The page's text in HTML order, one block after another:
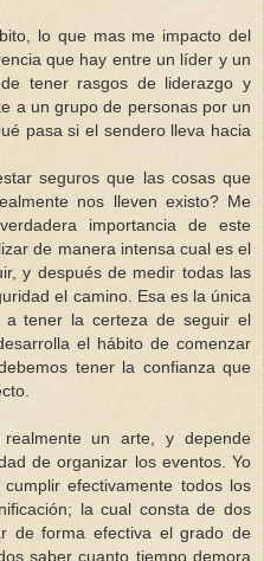
lo que mas me impacto del
que hay entre un líder y un
tener rasgos de liderazgo y
a un grupo de personas por un
pasa si el sendero lleva hacia
seguros que las cosas que
nos lleven existo? Me
importancia de este
de manera intensa cual es el
y después de medir todas las
el camino. Esa es la única
tener la certeza de seguir el
el hábito de comenzar
tener la confianza que
un arte, y depende
de organizar los eventos. Yo
efectivamente todos los
la cual consta de dos
de forma efectiva el grado de
saber cuanto tiempo demora